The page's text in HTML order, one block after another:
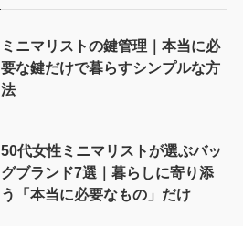
ミニマリストの鍵管理｜本当に必
要な鍵だけで暮らすシンプルな方
法
50代女性ミニマリストが選ぶバッ
グブランド7選｜暮らしに寄り添
う「本当に必要なもの」だけ